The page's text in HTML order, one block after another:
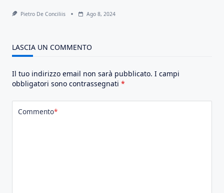
Pietro De Conciliis Ago 8, 2024
LASCIA UN COMMENTO
Il tuo indirizzo email non sarà pubblicato. I campi
obbligatori sono contrassegnati *
Commento*